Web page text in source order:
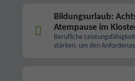
Bildungsurlaub:
Atempause im
Berufliche
stärken, um den